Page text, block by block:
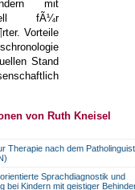
mit
fÃ¼r
Vorteile
Stand
von Ruth Kneisel
Therapie nach dem
Sprachdiagnostik und
bei Kindern mit geistiger